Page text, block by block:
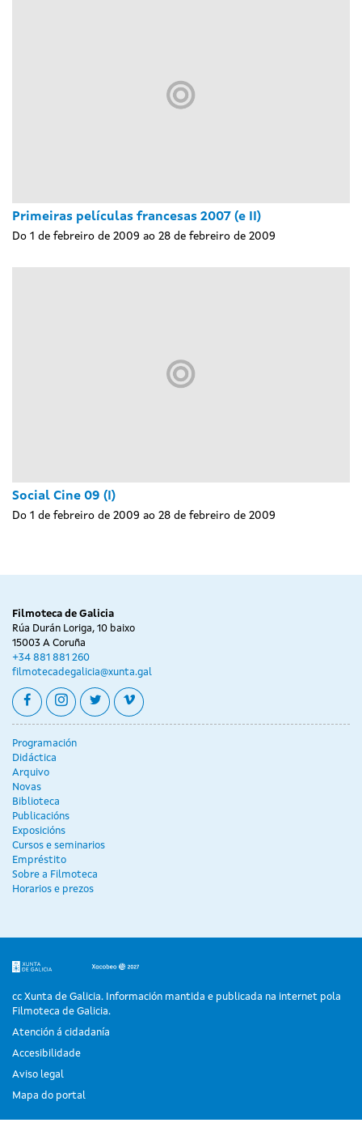
Primeiras películas francesas 2007 (e II)
Do 1 de febreiro de 2009 ao 28 de febreiro de 2009
Social Cine 09 (I)
Do 1 de febreiro de 2009 ao 28 de febreiro de 2009
Filmoteca de Galicia
Rúa Durán Loriga, 10 baixo
15003 A Coruña
+34 881 881 260
filmotecadegalicia@xunta.gal
facebookinstagram
twittervimeo
Programación
Didáctica
Arquivo
Novas
Biblioteca
Publicacións
Exposicións
Cursos e seminarios
Empréstito
Sobre a Filmoteca
Horarios e prezos
cc Xunta de Galicia. Información mantida e publicada na internet pola
Filmoteca de Galicia.
Atención á cidadanía
Accesibilidade
Aviso legal
Mapa do portal